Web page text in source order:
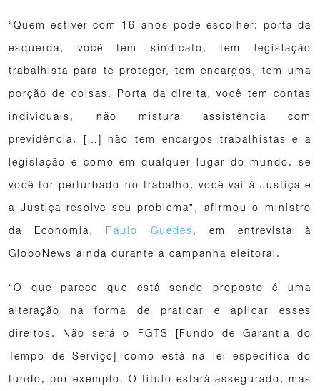
“Quem estiver com 16 anos pode escolher: porta da
esquerda, você tem sindicato, tem legislação
trabalhista para te proteger, tem encargos, tem uma
porção de coisas. Porta da direita, você tem contas
individuais, não mistura assistência com
previdência, […] não tem encargos trabalhistas e a
legislação é como em qualquer lugar do mundo, se
você for perturbado no trabalho, você vai à Justiça e
a Justiça resolve seu problema”, afirmou o ministro
da Economia, Paulo Guedes, em entrevista à
GloboNews ainda durante a campanha eleitoral.
“O que parece que está sendo proposto é uma
alteração na forma de praticar e aplicar esses
direitos. Não será o FGTS [Fundo de Garantia do
Tempo de Serviço] como está na lei específica do
fundo, por exemplo. O título estará assegurado, mas